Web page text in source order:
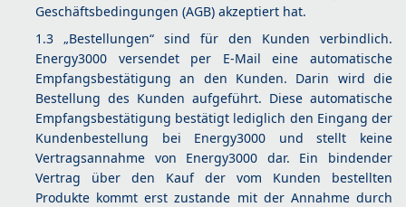
Geschäftsbedingungen (AGB) akzeptiert hat.
1.3 „Bestellungen“ sind für den Kunden verbindlich.
Energy3000 versendet per E-Mail eine automatische
Empfangsbestätigung an den Kunden. Darin wird die
Bestellung des Kunden aufgeführt. Diese automatische
Empfangsbestätigung bestätigt lediglich den Eingang der
Kundenbestellung bei Energy3000 und stellt keine
Vertragsannahme von Energy3000 dar. Ein bindender
Vertrag über den Kauf der vom Kunden bestellten
Produkte kommt erst zustande mit der Annahme durch